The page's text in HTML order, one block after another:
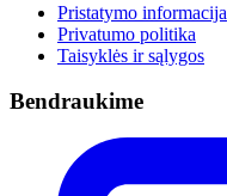
Pristatymo informacija
Privatumo politika
Taisyklės ir sąlygos
Bendraukime